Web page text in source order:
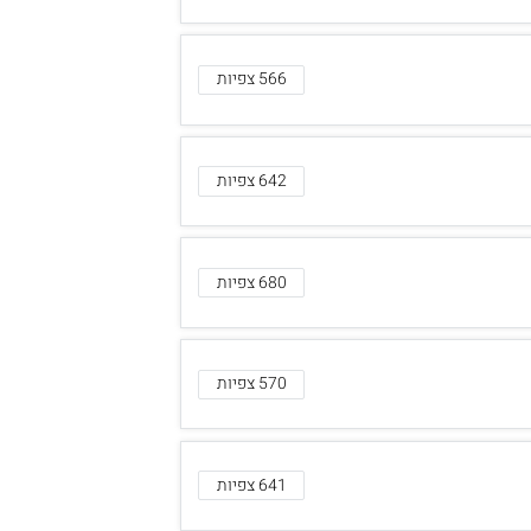
566 צפיות
642 צפיות
680 צפיות
570 צפיות
641 צפיות